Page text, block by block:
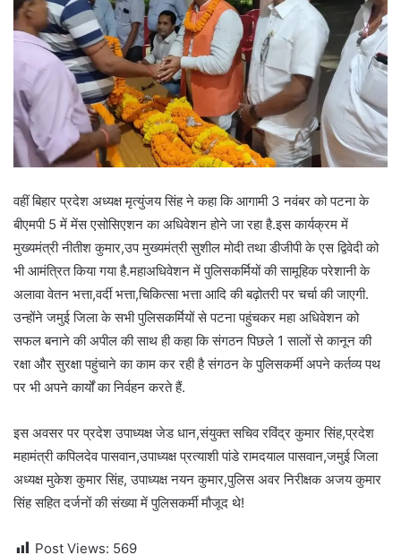
वहीं बिहार प्रदेश अध्यक्ष मृत्युंजय सिंह ने कहा कि आगामी 3 नवंबर को पटना के
बीएमपी 5 में मेंस एसोसिएशन का अधिवेशन होने जा रहा है.इस कार्यक्रम में
मुख्यमंत्री नीतीश कुमार,उप मुख्यमंत्री सुशील मोदी तथा डीजीपी के एस द्विवेदी को
भी आमंत्रित किया गया है.महाअधिवेशन में पुलिसकर्मियों की सामूहिक परेशानी के
अलावा वेतन भत्ता,वर्दी भत्ता,चिकित्सा भत्ता आदि की बढ़ोतरी पर चर्चा की जाएगी.
उन्होंने जमुई जिला के सभी पुलिसकर्मियों से पटना पहुंचकर महा अधिवेशन को
सफल बनाने की अपील की साथ ही कहा कि संगठन पिछले 1 सालों से कानून की
रक्षा और सुरक्षा पहुंचाने का काम कर रही है संगठन के पुलिसकर्मी अपने कर्तव्य पथ
पर भी अपने कार्यों का निर्वहन करते हैं.
इस अवसर पर प्रदेश उपाध्यक्ष जेड धान,संयुक्त सचिव रविंद्र कुमार सिंह,प्रदेश
महामंत्री कपिलदेव पासवान,उपाध्यक्ष प्रत्याशी पांडे रामदयाल पासवान,जमुई जिला
अध्यक्ष मुकेश कुमार सिंह, उपाध्यक्ष नयन कुमार,पुलिस अवर निरीक्षक अजय कुमार
सिंह सहित दर्जनों की संख्या में पुलिसकर्मी मौजूद थे!
Post Views: 569